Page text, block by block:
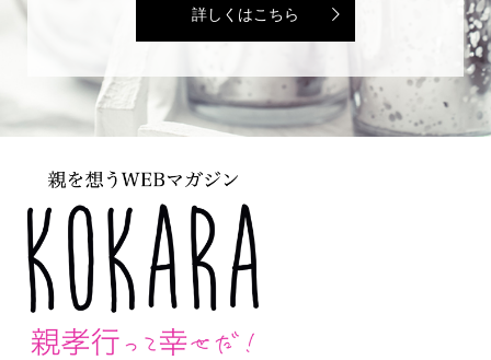
詳しくはこちら